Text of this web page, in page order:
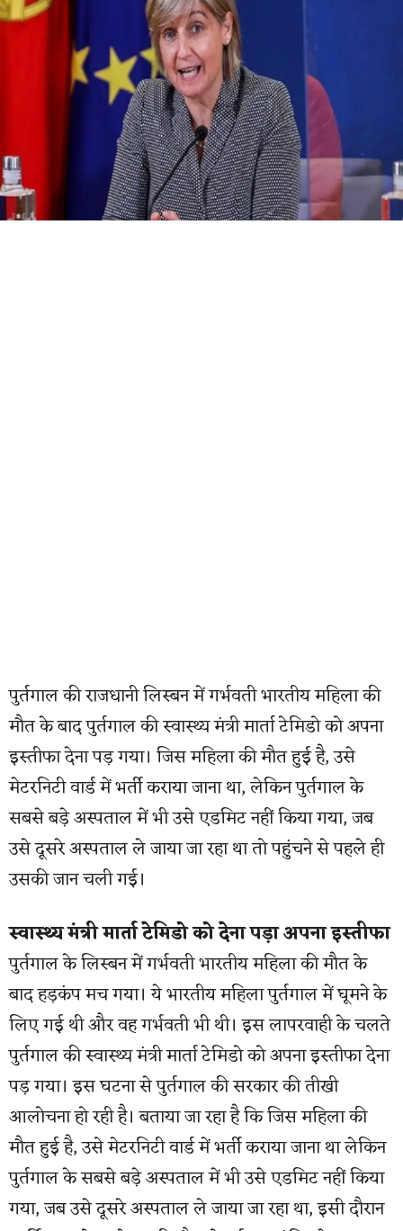
पुर्तगाल की राजधानी लिस्बन में गर्भवती भारतीय महिला की
मौत के बाद पुर्तगाल की स्वास्थ्य मंत्री मार्ता टेमिडो को अपना
इस्तीफा देना पड़ गया। जिस महिला की मौत हुई है, उसे
मेटरनिटी वार्ड में भर्ती कराया जाना था, लेकिन पुर्तगाल के
सबसे बड़े अस्पताल में भी उसे एडमिट नहीं किया गया, जब
उसे दूसरे अस्पताल ले जाया जा रहा था तो पहुंचने से पहले ही
उसकी जान चली गई।
स्वास्थ्य मंत्री मार्ता टेमिडो को देना पड़ा अपना इस्तीफा
पुर्तगाल के लिस्बन में गर्भवती भारतीय महिला की मौत के
बाद हड़कंप मच गया। ये भारतीय महिला पुर्तगाल में घूमने के
लिए गई थी और वह गर्भवती भी थी। इस लापरवाही के चलते
पुर्तगाल की स्वास्थ्य मंत्री मार्ता टेमिडो को अपना इस्तीफा देना
पड़ गया। इस घटना से पुर्तगाल की सरकार की तीखी
आलोचना हो रही है। बताया जा रहा है कि जिस महिला की
मौत हुई है, उसे मेटरनिटी वार्ड में भर्ती कराया जाना था लेकिन
पुर्तगाल के सबसे बड़े अस्पताल में भी उसे एडमिट नहीं किया
गया, जब उसे दूसरे अस्पताल ले जाया जा रहा था, इसी दौरान